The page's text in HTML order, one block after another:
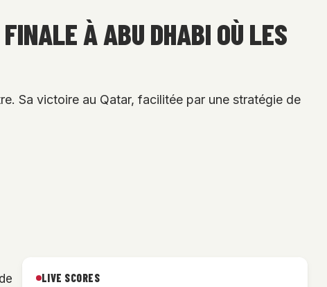
À ABU DHABI OÙ LES
Sa victoire au Qatar, facilitée par une stratégie de
LIVE SCORES